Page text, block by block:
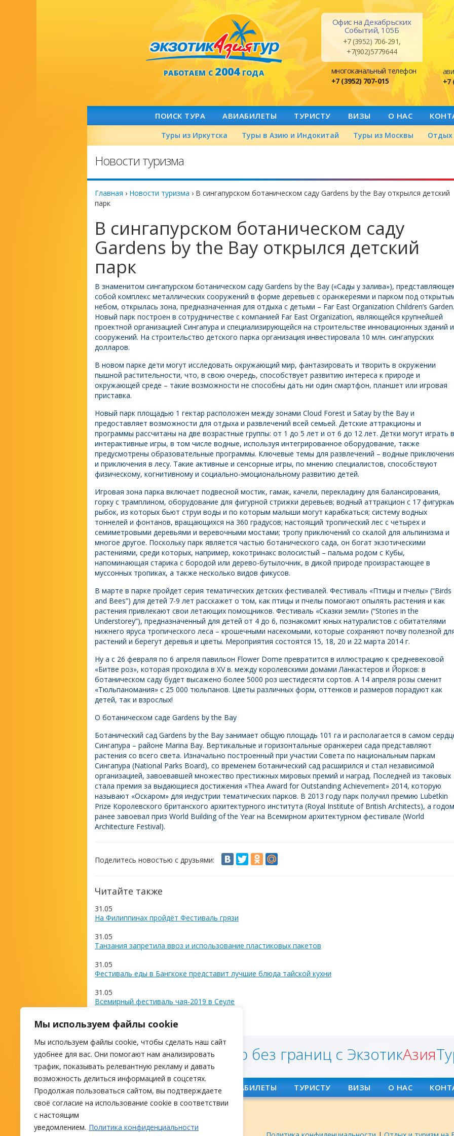
Мы используем файлы cookie
Мы используем файлы cookie, чтобы сделать наш сайт
удобнее для вас. Они помогают нам анализировать
трафик, показывать релевантную рекламу и давать
возможность делиться информацией в соцсетях.
Продолжая пользоваться сайтом, вы подтверждаете
своё согласие на использование cookie в соответствии
с настоящим
уведомлением. Политика конфиденциальности
РАБОТАЕМ С2004ГОДА
Офис на Декабрьских
Событий, 105Б
+7 (3952) 706-291,
+7(902)5779644
многоканальный телефон
+7 (3952) 707-015
+7
ПОИСК ТУРА АВИАБИЛЕТЫ ТУРИСТУ ВИЗЫ О НАС
Туры из Иркутска Туры в Азию и Индокитай Туры из Москвы Отдых
Новости туризма
Главная › Новости туризма › В сингапурском ботаническом саду Gardens by the Bay открылся детский
парк
В сингапурском ботаническом саду
Gardens by the Bay открылся детский
парк
В знаменитом сингапурском ботаническом саду Gardens by the Bay («Сады у залива»),
собой комплекс металлических сооружений в форме деревьев с оранжереями и парком под
небом, открылась зона, предназначенная для отдыха с детьми – Far East Organization Children’s Garden.
Новый парк построен в сотрудничестве с компанией Far East Organization, являющейся крупнейшей
проектной организацией Сингапура и специализирующейся на строительстве инновационных зданий и
сооружений. На строительство детского парка организация инвестировала 10 млн. сингапурских
долларов.
В новом парке дети могут исследовать окружающий мир, фантазировать и творить в окружении
пышной растительности, что, в свою очередь, способствует развитию интереса к природе и
окружающей среде – такие возможности не способны дать ни один смартфон, планшет или игровая
приставка.
Новый парк площадью 1 гектар расположен между зонами Cloud Forest и Satay by the Bay и
предоставляет возможности для отдыха и развлечений всей семьей. Детские аттракционы и
программы рассчитаны на две возрастные группы: от 1 до 5 лет и от 6 до 12 лет. Детки могут играть в
интерактивные игры, в том числе водные, используя интегрированное оборудование, также
предусмотрены образовательные программы. Ключевые темы для развлечений – водные
и приключения в лесу. Такие активные и сенсорные игры, по мнению специалистов, способствуют
физическому, когнитивному и социально-эмоциональному развитию детей.
Игровая зона парка включает подвесной мостик, гамак, качели, перекладину для балансирования,
горку с трамплином, оборудование для фигурной стрижки деревьев; водный аттракцион с 17
рыбок, из которых бьют струи воды и по которым малыши могут карабкаться; систему водных
тоннелей и фонтанов, вращающихся на 360 градусов; настоящий тропический лес с четырех и
семиметровыми деревьями и веревочными мостами; тропу приключений со скалой для альпинизма и
многое другое. Поскольку парк является частью ботанического сада, он богат экзотическими
растениями, среди которых, например, кокотринакс волосистый – пальма родом с Кубы,
напоминающая старика с бородой или дерево-бутылочник, в дикой природе произрастающее в
муссонных тропиках, а также несколько видов фикусов.
В марте в парке пройдет серия тематических детских фестивалей. Фестиваль «Птицы и пчелы» (“Birds
and Bees”) для детей 7-9 лет расскажет о том, как птицы и пчелы помогают опылять растения и как
растения привлекают свои летающих помощников. Фестиваль «Сказки земли» (“Stories in the
Understorey”), предназначенный для детей от 4 до 6, познакомит юных натуралистов с обитателями
нижнего яруса тропического леса – крошечными насекомыми, которые сохраняют почву полезной
растений и берегут деревья и цветы. Мероприятия состоятся 15, 18, 20 и 22 марта 2014 г.
Ну а с 26 февраля по 6 апреля павильон Flower Dome превратится в иллюстрацию к средневековой
«Битве роз», которая проходила в XV в. между королевскими домами Ланкастеров и Йорков: в
ботаническом саду будет высажено более 5000 роз шестидесяти сортов. А 14 апреля розы сменит
«Тюльпаномания» с 25 000 тюльпанов. Цветы различных форм, оттенков и размеров порадуют как
детей, так и взрослых!
О ботаническом саде Gardens by the Bay
Ботанический сад Gardens by the Bay занимает общую площадь 101 га и располагается в самом
Сингапура – районе Marina Bay. Вертикальные и горизонтальные оранжереи сада представляют
растения со всего света. Изначально построенный при участии Совета по национальным паркам
Сингапура (National Parks Board), со временем ботанический сад расширился и стал независимой
организацией, завоевавшей множество престижных мировых премий и наград. Последней из таковых
стала премия за выдающиеся достижения «Thea Award for Outstanding Achievement» 2014, которую
называют «Оскаром» для индустрии тематических парков. В 2013 году парк получил премию Lubetkin
Prize Королевского британского архитектурного института (Royal Institute of British Architects), а годом
ранее завоевал приз World Building of the Year на Всемирном архитектурном фестивале (World
Architecture Festival).
Поделитесь новостью с друзьями:
Читайте также
31.05
На Филиппинах пройдёт Фестиваль грязи
31.05
Танзания запретила ввоз и использование пластиковых пакетов
31.05
Фестиваль еды в Бангкоке представит лучшие блюда тайской кухни
31.05
Всемирный фестиваль чая-2019 в Сеуле
27.05
Коста-Рика отменила визы для россиян
Мир без границ с ЭкзотикАзия
ПОИСК ТУРА АВИАБИЛЕТЫ ТУРИСТУ ВИЗЫ О НАС